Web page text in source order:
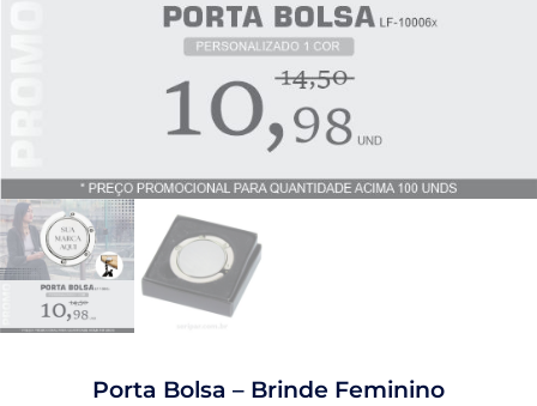
Porta Bolsa – Brinde Feminino